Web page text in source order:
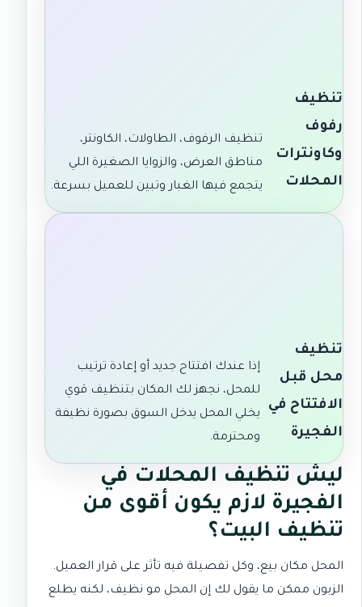
تنظيف
رفوف
وكاونترات
المحلات
تنظيف الرفوف، الطاولات، الكاونتر،
مناطق العرض، والزوايا الصغيرة اللي
يتجمع فيها الغبار وتبين للعميل بسرعة.
تنظيف
محل قبل
الافتتاح في
الفجيرة
إذا عندك افتتاح جديد أو إعادة ترتيب
للمحل، نجهز لك المكان بتنظيف قوي
يخلي المحل يدخل السوق بصورة نظيفة
ومحترمة.
ليش تنظيف المحلات في
الفجيرة لازم يكون أقوى من
تنظيف البيت؟
المحل مكان بيع، وكل تفصيلة فيه تأثر على قرار العميل.
الزبون ممكن ما يقول لك إن المحل مو نظيف، لكنه يطلع